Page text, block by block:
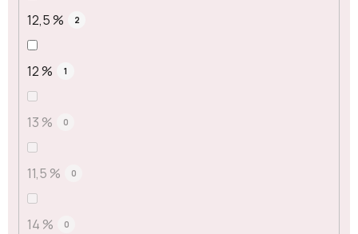
12,5 % 2
12 % 1
13 % 0
11,5 % 0
14 % 0